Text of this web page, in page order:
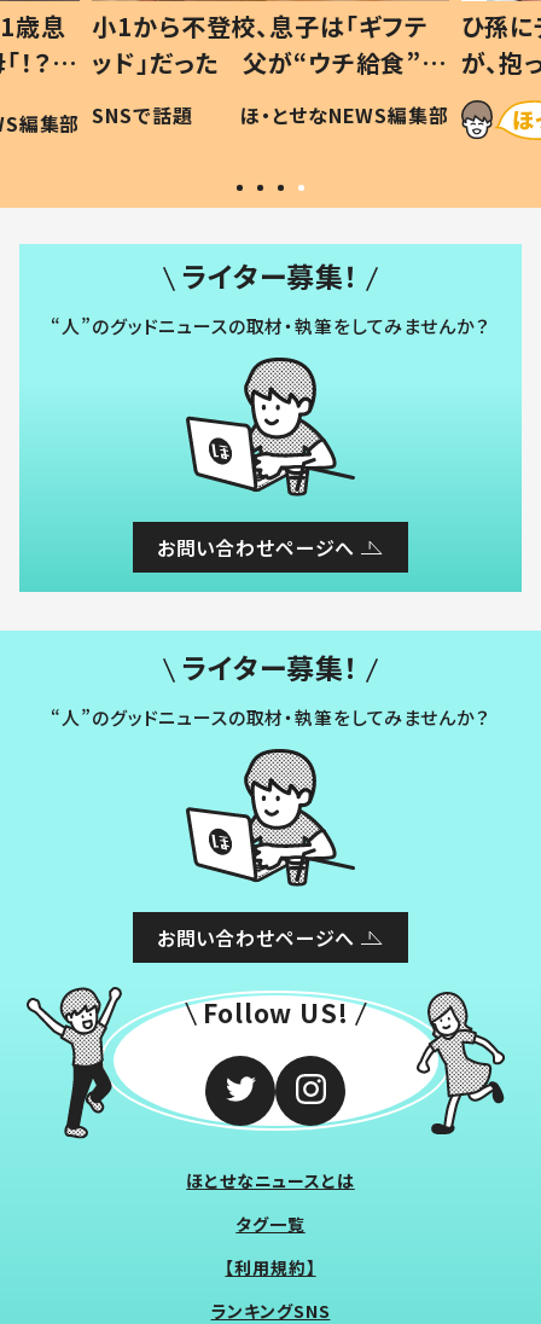
歳息
？」
編集部
小1から不登校、息子は「ギフテ
ッド」だった 父が“ウチ給食”を
作り続ける理由とは #令和の親
#令和の子
SNSで話題 ほ・とせなNEWS編集部
ひ孫
が、
「涙が
い」
ライター募集！
“人”のグッドニュースの取材・執筆をしてみませんか？
お問い合わせページへ
ライター募集！
“人”のグッドニュースの取材・執筆をしてみませんか？
お問い合わせページへ
Follow US!
ほとせなニュースとは
タグ一覧
【利用規約】
ランキングSNS